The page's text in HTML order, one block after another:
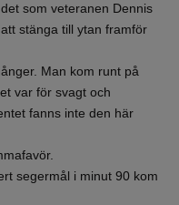
som veteranen Dennis
stänga till ytan framför
Man kom runt på
var för svagt och
fanns inte den här
segermål i minut 90 kom